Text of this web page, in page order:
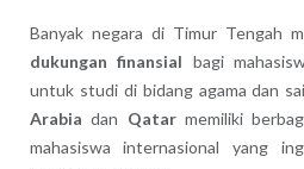
Banyak negara di Timur Tengah
dukungan finansial bagi
untuk studi di bidang agama dan
Arabia dan Qatarmemiliki
mahasiswa internasional yang